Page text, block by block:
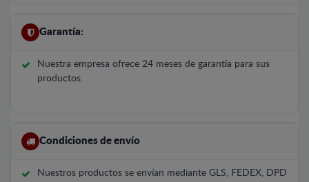
Garantía:
Nuestra empresa ofrece 24 meses de garantía para sus
productos.
Condiciones de envío
Nuestros productos se envían mediante GLS, FEDEX, DPD